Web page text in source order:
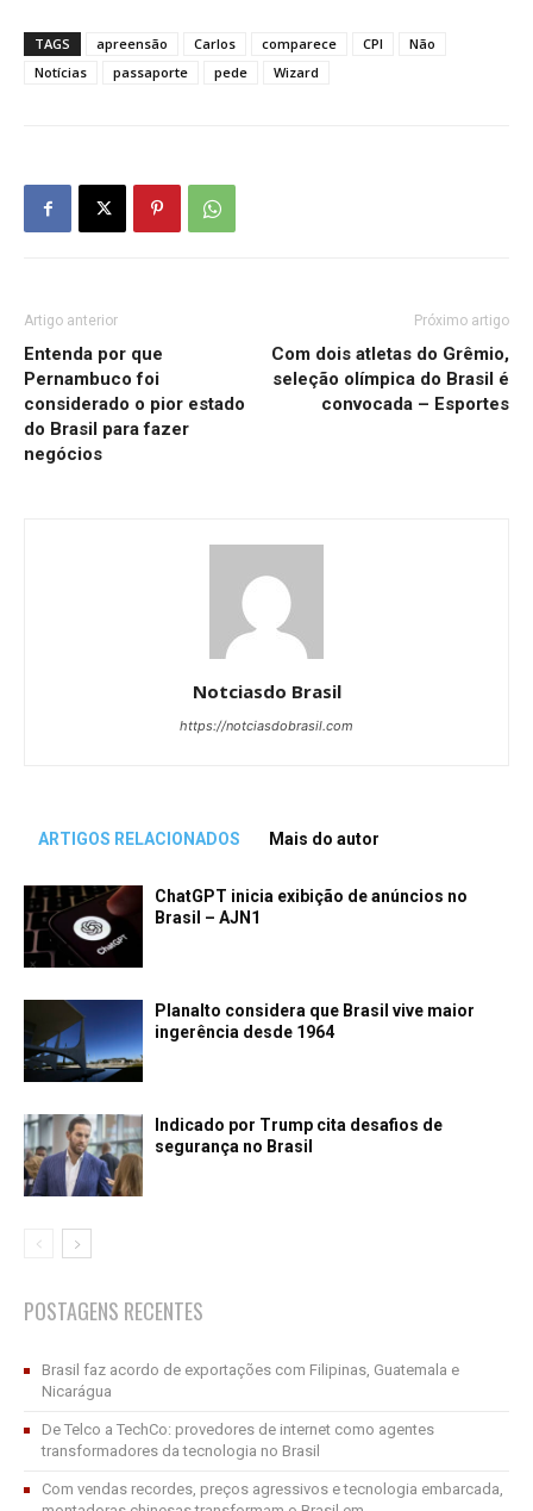
TAGS apreensão Carlos comparece CPI
Não
Notícias
passaporte pede Wizard
Artigo anterior
Entenda por que
Pernambuco foi
considerado o pior estado
do Brasil para fazer
negócios
Próximo artigo
Com dois atletas do Grêmio,
seleção olímpica do Brasil é
convocada – Esportes
Notciasdo Brasil
https://notciasdobrasil.com
ARTIGOS RELACIONADOS Mais do autor
ChatGPT inicia exibição de anúncios no
Brasil – AJN1
Planalto considera que Brasil vive maior
ingerência desde 1964
Indicado por Trump cita desafios de
segurança no Brasil
POSTAGENS RECENTES
Brasil faz acordo de exportações com Filipinas, Guatemala e
Nicarágua
De Telco a TechCo: provedores de internet como agentes
transformadores da tecnologia no Brasil
Com vendas recordes, preços agressivos e tecnologia embarcada,